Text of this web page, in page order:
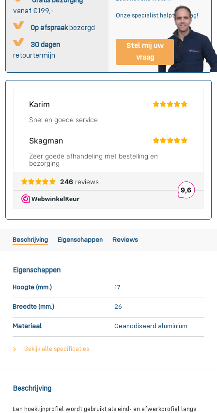
vanaf €199,-
Op afspraak bezorgd
30 dagen
retourtermijn
Onze specialist helpt u graag!
Stel mij uw
vraag
Beschrijving Eigenschappen Reviews
Eigenschappen
Hoogte (mm.) 17
Breedte (mm.) 26
Materiaal Geanodiseerd aluminium
Bekijk alle specificaties
Beschrijving
Een hoeklijnprofiel wordt gebruikt als eind- en afwerkprofiel langs